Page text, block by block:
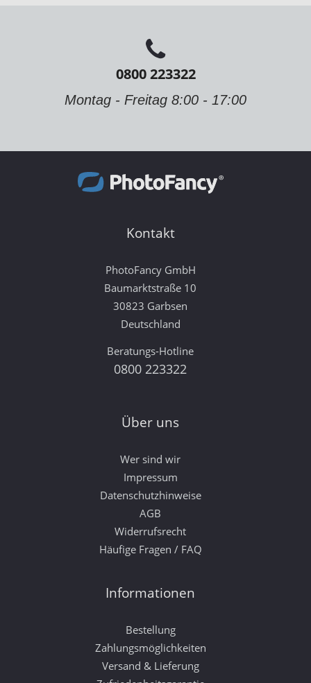
0800 223322
Montag - Freitag 8:00 - 17:00
Kontakt
PhotoFancy GmbH
Baumarktstraße 10
30823 Garbsen
Deutschland
Beratungs-Hotline
0800 223322
Über uns
Wer sind wir
Impressum
Datenschutzhinweise
AGB
Widerrufsrecht
Häufige Fragen / FAQ
Informationen
Bestellung
Zahlungsmöglichkeiten
Versand & Lieferung